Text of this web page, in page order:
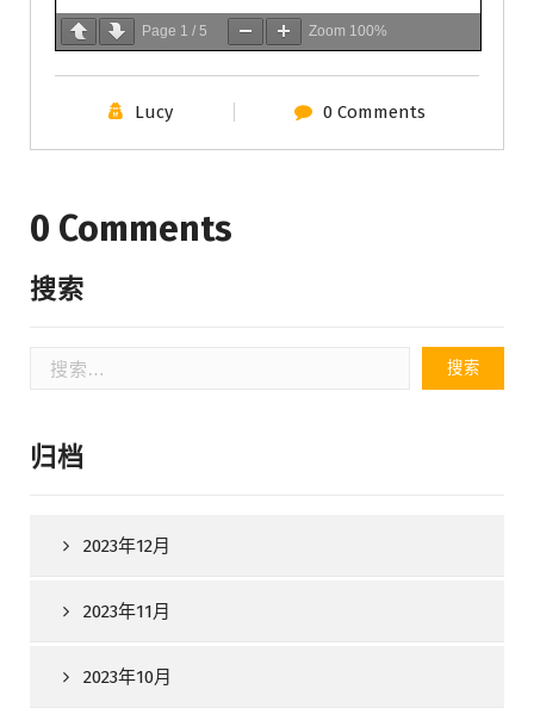
Page 1 / 5 Zoom 100%
Lucy 0 Comments
0 Comments
搜索
索：
归档
2023年12月
2023年11月
2023年10月